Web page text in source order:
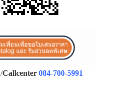
/Callcenter 084-700-5991